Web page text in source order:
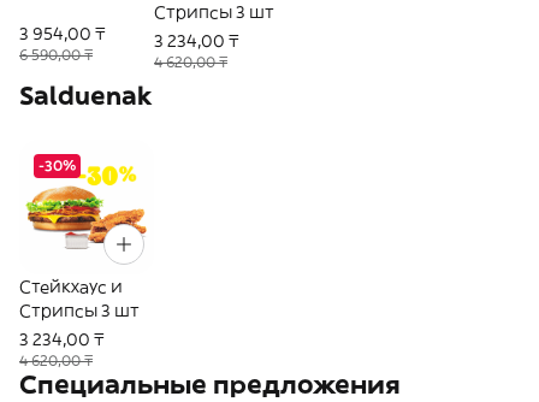
3 954,00 ₸
6 590,00 ₸
Стрипсы 3 шт
3 234,00 ₸
4 620,00 ₸
Salduenak
-30%
Стейкхаус и
Стрипсы 3 шт
3 234,00 ₸
4 620,00 ₸
Специальные предложения